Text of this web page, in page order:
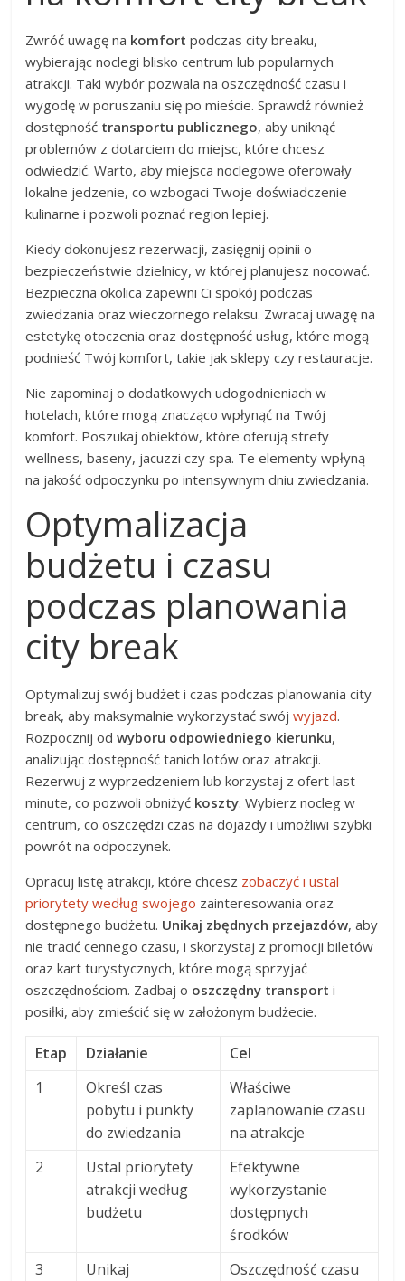
Zwróć uwagę na komfort podczas city breaku,
wybierając noclegi blisko centrum lub popularnych
atrakcji. Taki wybór pozwala na oszczędność czasu i
wygodę w poruszaniu się po mieście. Sprawdź również
dostępność transportu publicznego, aby uniknąć
problemów z dotarciem do miejsc, które chcesz
odwiedzić. Warto, aby miejsca noclegowe oferowały
lokalne jedzenie, co wzbogaci Twoje doświadczenie
kulinarne i pozwoli poznać region lepiej.
Kiedy dokonujesz rezerwacji, zasięgnij opinii o
bezpieczeństwie dzielnicy, w której planujesz nocować.
Bezpieczna okolica zapewni Ci spokój podczas
zwiedzania oraz wieczornego relaksu. Zwracaj uwagę na
estetykę otoczenia oraz dostępność usług, które mogą
podnieść Twój komfort, takie jak sklepy czy restauracje.
Nie zapominaj o dodatkowych udogodnieniach w
hotelach, które mogą znacząco wpłynąć na Twój
komfort. Poszukaj obiektów, które oferują strefy
wellness, baseny, jacuzzi czy spa. Te elementy wpłyną
na jakość odpoczynku po intensywnym dniu zwiedzania.
Optymalizacja
budżetu i czasu
podczas planowania
city break
Optymalizuj swój budżet i czas podczas planowania city
break, aby maksymalnie wykorzystać swójwyjazd.
Rozpocznij odwyboru odpowiedniego kierunku,
analizując dostępność tanich lotów oraz atrakcji.
Rezerwuj z wyprzedzeniem lub korzystaj z ofert last
minute, co pozwoli obniżyć koszty. Wybierz nocleg w
centrum, co oszczędzi czas na dojazdy i umożliwi szybki
powrót na odpoczynek.
Opracuj listę atrakcji, które chcesz zobaczyć i ustal
priorytety według swojego zainteresowania oraz
dostępnego budżetu. Unikaj zbędnych przejazdów, aby
nie tracić cennego czasu, i skorzystaj z promocji biletów
oraz kart turystycznych, które mogą sprzyjać
oszczędnościom. Zadbaj o oszczędny transport i
posiłki, aby zmieścić się w założonym budżecie.
Etap Działanie
Cel
1
Określ czas
pobytu i punkty
do zwiedzania
Właściwe
zaplanowanie czasu
na atrakcje
2
Ustal priorytety
atrakcji według
budżetu
Efektywne
wykorzystanie
dostępnych
środków
3
Unikaj
Oszczędność czasu